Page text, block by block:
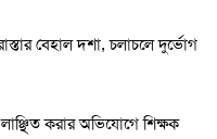
বেহাল দশা, চলাচলে দুর্ভোগ
করার অভিযোগে শিক্ষক